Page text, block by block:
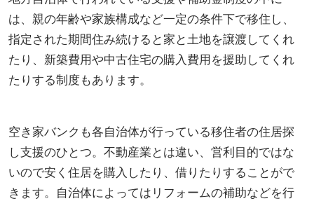
は、親の年齢や家族構成など一定の条件下で移住し、
指定された期間住み続けると家と土地を譲渡してくれ
たり、新築費用や中古住宅の購入費用を援助してくれ
たりする制度もあります。
空き家バンクも各自治体が行っている移住者の住居探
し支援のひとつ。不動産業とは違い、営利目的ではな
いので安く住居を購入したり、借りたりすることがで
きます。自治体によってはリフォームの補助などを行